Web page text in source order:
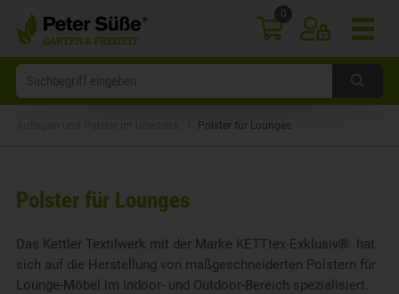
0
Polster für Lounges
Polster für Lounges
Das Kettler Textilwerk mit der Marke KETTtex-Exklusiv® hat
sich auf die Herstellung von maßgeschneiderten Polstern für
Lounge-Möbel im Indoor- und Outdoor-Bereich spezialisiert.